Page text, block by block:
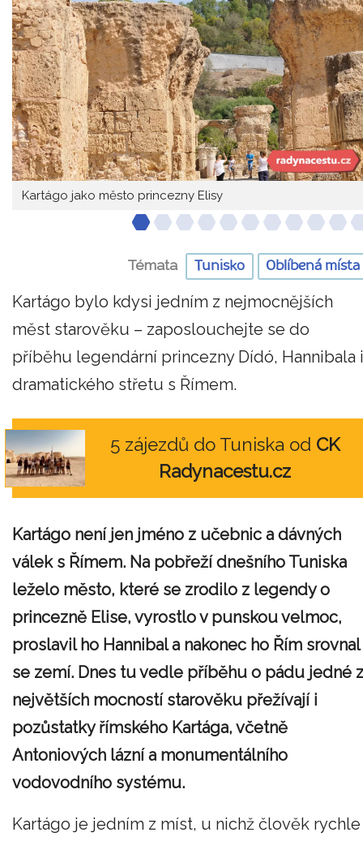
Kartágo jako město princezny Elisy
Témata Tunisko Oblíbená místa
Kartágo bylo kdysi jedním z nejmocnějších
měst starověku – zaposlouchejte se do
příběhu legendární princezny Dídó, Hannibala i
dramatického střetu s Římem.
5 zájezdů do Tuniska od CK
Radynacestu.cz
Kartágo není jen jméno z učebnic a dávných
válek s Římem. Na pobřeží dnešního Tuniska
leželo město, které se zrodilo z legendy o
princezně Elise, vyrostlo v punskou velmoc,
proslavil ho Hannibal a nakonec ho Řím srovnal
se zemí. Dnes tu vedle příběhu o pádu jedné z
největších mocností starověku přežívají i
pozůstatky římského Kartága, včetně
Antoniových lázní a monumentálního
vodovodního systému.
Kartágo je jedním z míst, u nichž člověk rychle